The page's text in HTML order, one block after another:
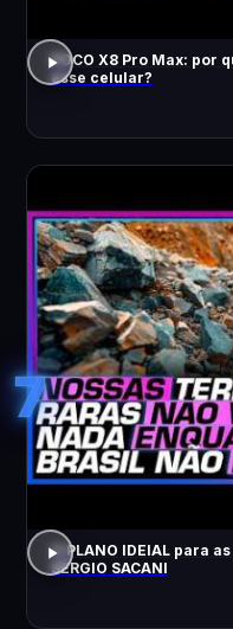
POCO X8 Pro Max: por
esse celular?
7
O PLANO IDEIAL para as
SÉRGIO SACANI